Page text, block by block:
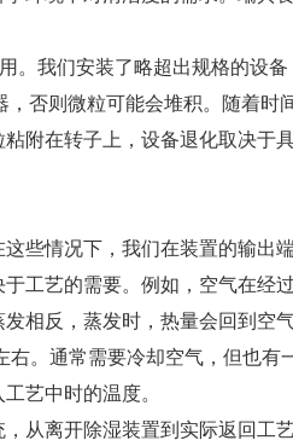
我们安装了略超出规格的设备
否则微粒可能会堆积。随着时
附在转子上，设备退化取决于
情况下，我们在装置的输出
工艺的需要。例如，空气在经
相反，蒸发时，热量会回到空
。通常需要冷却空气，但也有
艺中时的温度。
离开除湿装置到实际返回工